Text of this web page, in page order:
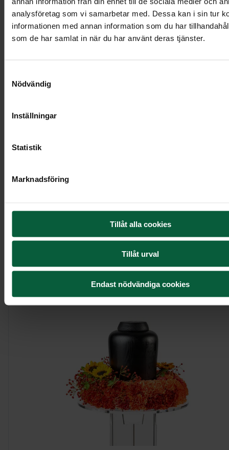
analysföretag som vi samarbetar med. Dessa kan i sin tur
informationen med annan information som du har
som de har samlat in när du har använt deras tjänster.
Nödvändig
Inställningar
Statistik
Marknadsföring
Tillåt alla cookies
Tillåt urval
Endast nödvändiga cookies
Visa mer